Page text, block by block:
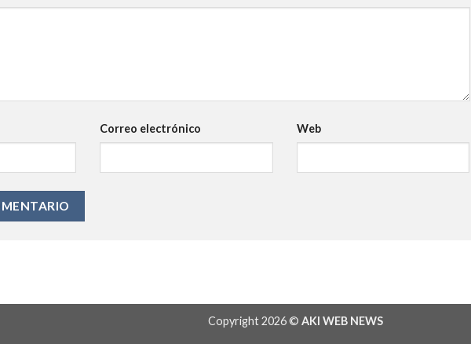
Correo electrónico Web
Copyright 2026 © AKI WEB NEWS